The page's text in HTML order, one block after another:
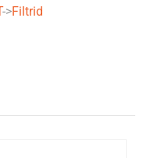
->Filtrid